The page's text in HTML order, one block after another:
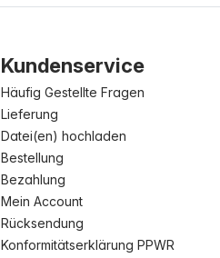
Kundenservice
Häufig Gestellte Fragen
Lieferung
Datei(en) hochladen
Bestellung
Bezahlung
Mein Account
Rücksendung
Konformitätserklärung PPWR